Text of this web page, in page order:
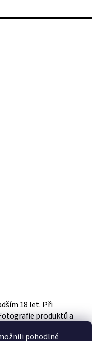
pohodlné
18 let. Při
produktů a